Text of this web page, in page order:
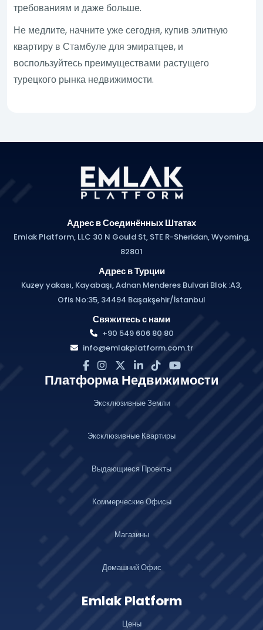
требованиям и даже больше.
Не медлите, начните уже сегодня, купив элитную
квартиру в Стамбуле для эмиратцев, и
воспользуйтесь преимуществами растущего
турецкого рынка недвижимости.
Адрес в Соединённых Штатах
Emlak Platform, LLC 30 N Gould St, STE R-Sheridan, Wyoming,
82801
Адрес в Турции
Kuzey yakası, Kayabaşı, Adnan Menderes Bulvari Blok :A3,
Ofis No:35, 34494 Başakşehir/İstanbul
Свяжитесь с нами
+90 549 606 80 80
info@emlakplatform.com.tr
Платформа Недвижимости
Эксклюзивные Земли
Эксклюзивные Квартиры
Выдающиеся Проекты
Коммерческие Офисы
Магазины
Домашний Офис
Emlak Platform
Цены